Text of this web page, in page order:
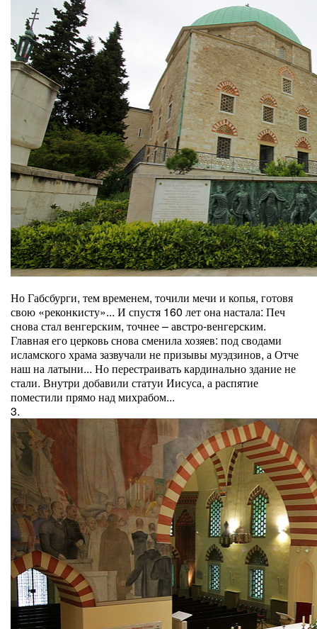
Но Габсбурги, тем временем, точили мечи и копья, готовя
свою «реконкисту»... И спустя 160 лет она настала: Печ
снова стал венгерским, точнее – австро-венгерским.
Главная его церковь снова сменила хозяев: под сводами
исламского храма зазвучали не призывы муэдзинов, а Отче
наш на латыни... Но перестраивать кардинально здание не
стали. Внутри добавили статуи Иисуса, а распятие
поместили прямо над михрабом...
3.